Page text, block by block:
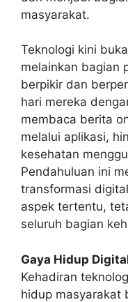
masyarakat.
Teknologi kini
melainkan bagian
berpikir dan
hari mereka
membaca berita
melalui aplikasi,
kesehatan
Pendahuluan ini
transformasi
aspek tertentu,
seluruh bagian
Gaya Hidup
Kehadiran
hidup masyarakat